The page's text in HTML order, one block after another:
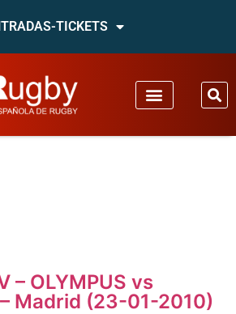
TICKETS
– OLYMPUS vs
Madrid (23-01-2010)